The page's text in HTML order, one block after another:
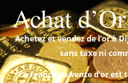
Achat
Achetez et vendez de l’or à
sans taxe ni
En France, la vente d’or est